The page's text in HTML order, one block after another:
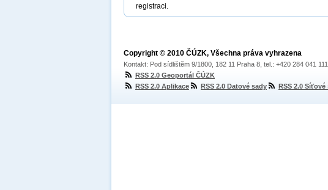
registraci.
Copyright © 2010 ČÚZK, Všechna práva vyhrazena
Kontakt: Pod sídlištěm 9/1800, 182 11 Praha 8, tel.: +420 284 041
RSS 2.0 Geoportál ČÚZK
RSS 2.0 Aplikace
RSS 2.0 Datové sady RSS 2.0